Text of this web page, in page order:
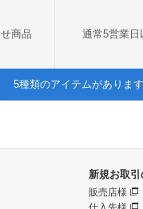
商品 通常5営業日
5種類のアイテムがあります
新規お取
販売店様